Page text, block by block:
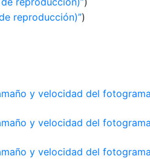
reproducción) )
y velocidad del
y velocidad del
y velocidad del